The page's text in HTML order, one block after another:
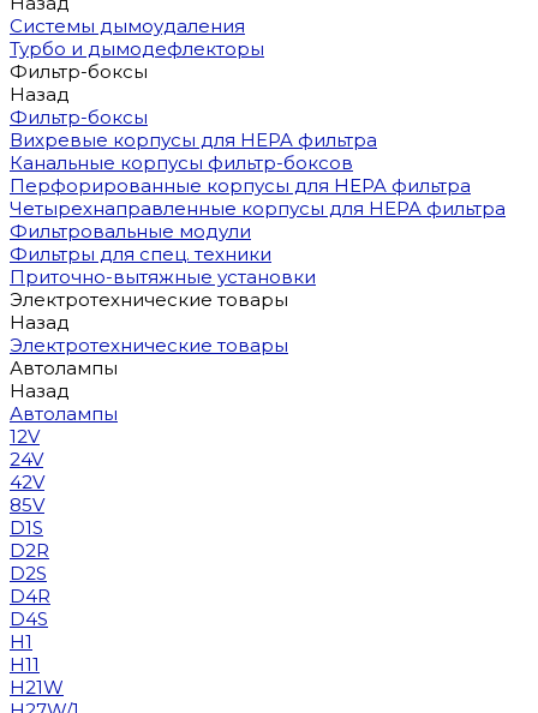
Системы дымоудаления
Турбо и дымодефлекторы
Фильтр-боксы
Назад
Фильтр-боксы
Вихревые корпусы для HEPA фильтра
Канальные корпусы фильтр-боксов
Перфорированные корпусы для HEPA фильтра
Четырехнаправленные корпусы для HEPA фильтра
Фильтровальные модули
Фильтры для спец. техники
Приточно-вытяжные установки
Электротехнические товары
Назад
Электротехнические товары
Автолампы
Назад
Автолампы
12V
24V
42V
85V
D1S
D2R
D2S
D4R
D4S
H1
H11
H21W